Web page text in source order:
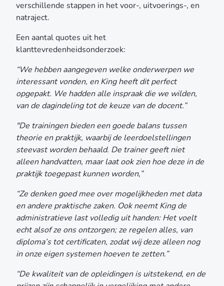
verschillende stappen in het voor-, uitvoerings-, en
natraject.
Een aantal quotes uit het
klanttevredenheidsonderzoek:
“We hebben aangegeven welke onderwerpen we
interessant vonden, en King heeft dit perfect
opgepakt. We hadden alle inspraak die we wilden,
van de dagindeling tot de keuze van de docent.”
"De trainingen bieden een goede balans tussen
theorie en praktijk, waarbij de leerdoelstellingen
steevast worden behaald. De trainer geeft niet
alleen handvatten, maar laat ook zien hoe deze in de
praktijk toegepast kunnen worden,”
“Ze denken goed mee over mogelijkheden met data
en andere praktische zaken. Ook neemt King de
administratieve last volledig uit handen: Het voelt
echt alsof ze ons ontzorgen; ze regelen alles, van
diploma’s tot certificaten, zodat wij deze alleen nog
in onze eigen systemen hoeven te zetten.”
“De kwaliteit van de opleidingen is uitstekend, en de